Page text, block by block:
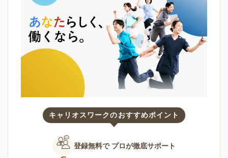
キャリオスワークのおすすめポイント
登録無料で プロが徹底サポート